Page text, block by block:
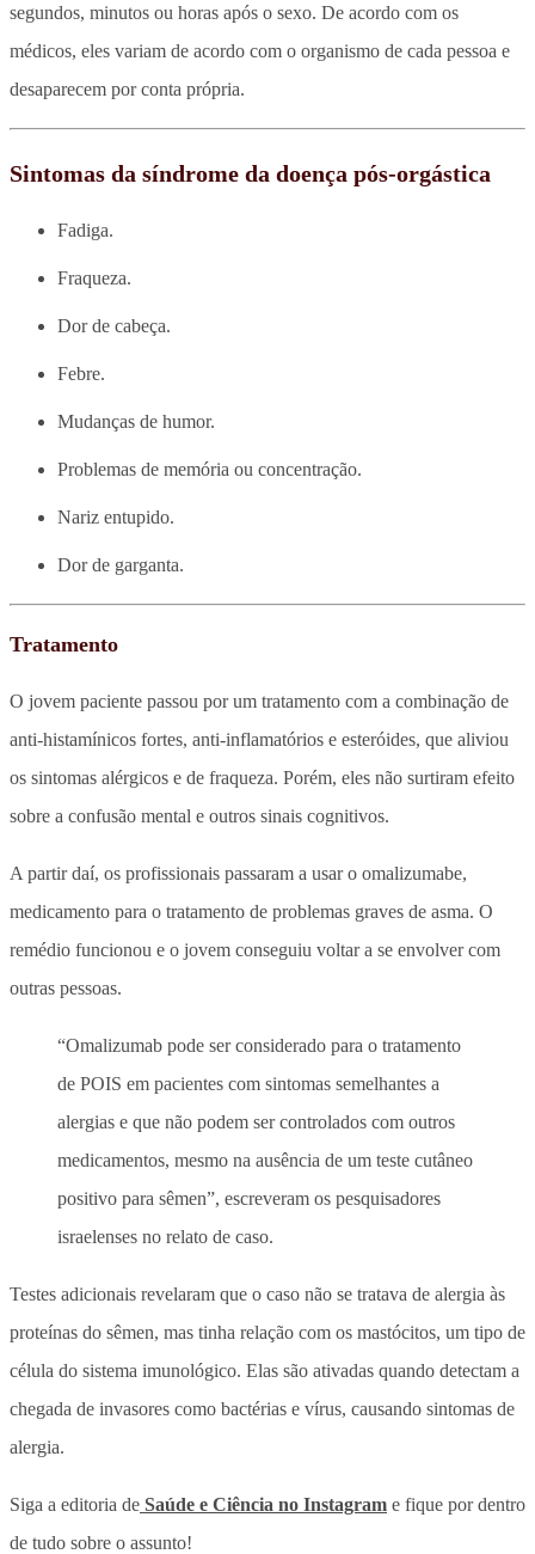
segundos, minutos ou horas após o sexo. De acordo com os
médicos, eles variam de acordo com o organismo de cada pessoa e
desaparecem por conta própria.
Sintomas da síndrome da doença pós-orgástica
Fadiga.
Fraqueza.
Dor de cabeça.
Febre.
Mudanças de humor.
Problemas de memória ou concentração.
Nariz entupido.
Dor de garganta.
Tratamento
O jovem paciente passou por um tratamento com a combinação de
anti-histamínicos fortes, anti-inflamatórios e esteróides, que aliviou
os sintomas alérgicos e de fraqueza. Porém, eles não surtiram efeito
sobre a confusão mental e outros sinais cognitivos.
A partir daí, os profissionais passaram a usar o omalizumabe,
medicamento para o tratamento de problemas graves de asma. O
remédio funcionou e o jovem conseguiu voltar a se envolver com
outras pessoas.
“Omalizumab pode ser considerado para o tratamento
de POIS em pacientes com sintomas semelhantes a
alergias e que não podem ser controlados com outros
medicamentos, mesmo na ausência de um teste cutâneo
positivo para sêmen”, escreveram os pesquisadores
israelenses no relato de caso.
Testes adicionais revelaram que o caso não se tratava de alergia às
proteínas do sêmen, mas tinha relação com os mastócitos, um tipo de
célula do sistema imunológico. Elas são ativadas quando detectam a
chegada de invasores como bactérias e vírus, causando sintomas de
alergia.
Siga a editoria de Saúde e Ciência no Instagram e fique por dentro
de tudo sobre o assunto!